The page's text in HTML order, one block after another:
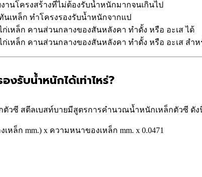
านโครงสร้างที่ไม่ต้องรับน้ำหนักมากจนเกินไป
นเหล็ก ทำโครงรองรับน้ำหนักจากแป
ก่เหล็ก คานส่วนกลางของสันหลังคา ทำดั้ง หรือ อะเส ได้
ก่เหล็ก คานส่วนกลางของสันหลังคา ทำดั้ง หรือ อะเส ส
งรับน้ำหนักได้เท่าไหร่?
วซี สตีลเบสท์บายมีสูตรการคำนวณน้ำหนักเหล็กตัวซี ดัง
หล็ก mm.) x ความหนาของเหล็ก mm. x 0.0471